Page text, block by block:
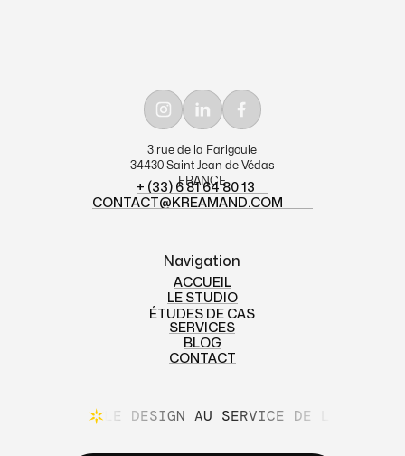
3 rue de la Farigoule
34430 Saint Jean de Védas
FRANCE
+ (33) 6 81 64 80 13
+ (33) 6 81 64 80 13
CONTACT@KREAMAND.COM
Navigation
ACCUEIL
ACCUEIL
LE STUDIO
LE STUDIO
ÉTUDES DE CAS
ÉTUDES DE CAS
SERVICES
SERVICES
BLOG
BLOG
CONTACT
LE DESIGN AU SERVICE DE